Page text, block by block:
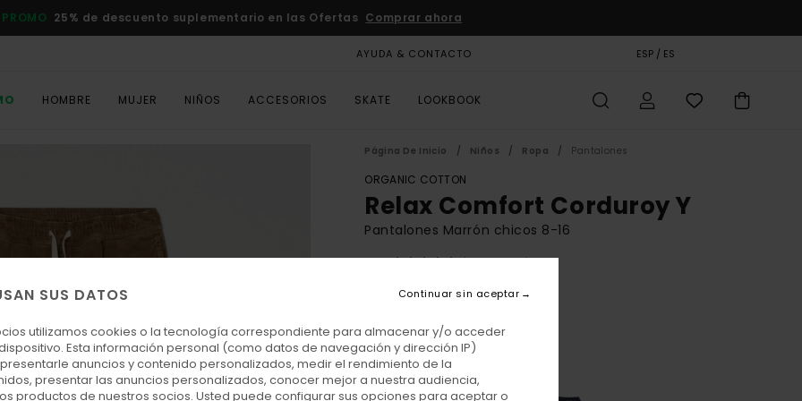
PROMO 25% de descuento suplementario en las Ofertas Comprar ahora
AYUDA & CONTACTO ESP / ES
HOMBRE MUJER NIÑOS ACCESORIOS SKATE LOOKBOOK
Página De Inicio Niños Ropa Pantalones
ORGANIC COTTON
Relax Comfort Corduroy Y
Pantalones Marrón chicos 8-16
5.0
ECO-BONUS
ColorSepia
SUS DATOS
utilizamos cookies o la tecnología correspondiente para almacenar y/o acceder
Esta información personal (como datos de navegación y dirección IP)
anuncios y contenido personalizados, medir el rendimiento de la
presentar las anuncios personalizados, conocer mejor a nuestra audiencia,
productos de nuestros socios. Usted puede configurar sus opciones para aceptar o
Continuar sin aceptar